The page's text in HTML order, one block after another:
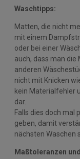
Waschtipps:
Matten, die nicht
mit einem
oder bei einer
auch, dass man
anderen
nicht mit Knicken
kein Materialfehler
dar.
Falls dies doch mal
geben, damit
nächsten Waschen
Maßtoleranzen